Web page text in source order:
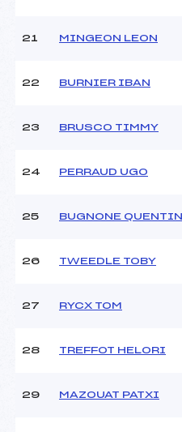
21 MINGEON LEON
22 BURNIER IBAN
23 BRUSCO TIMMY
24 PERRAUD UGO
25 BUGNONE QUENTIN
26 TWEEDLE TOBY
27 RYCX TOM
28 TREFFOT HELORI
29 MAZOUAT PATXI